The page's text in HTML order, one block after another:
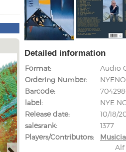
Detailed information
Format
Audio
Ordering Number
Barcode
label
NYE
Release date
10/18/
salesrank
1377
Players/Contributors
Alf